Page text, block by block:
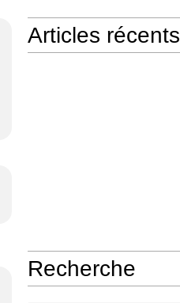
Articles récents
Recherche